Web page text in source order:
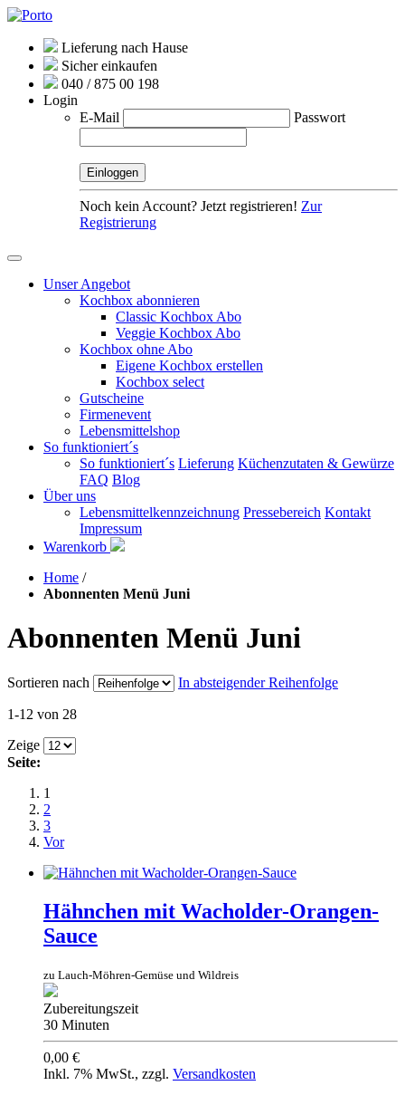
Lieferung nach Hause
Sicher einkaufen
040 / 875 00 198
Login
E-Mail
Passwort
Noch kein Account? Jetzt registrieren! Zur
Registrierung
Unser Angebot
Kochbox abonnieren
Classic Kochbox Abo
Veggie Kochbox Abo
Kochbox ohne Abo
Eigene Kochbox erstellen
Kochbox select
Gutscheine
Firmenevent
Lebensmittelshop
So funktioniert´s
So funktioniert´s Lieferung Küchenzutaten & Gewürze
FAQ Blog
Über uns
Lebensmittelkennzeichnung Pressebereich Kontakt
Impressum
Warenkorb
Home /
Abonnenten Menü Juni
Abonnenten Menü Juni
Sortieren nach In absteigender Reihenfolge
1-12 von 28
Zeige
Seite:
1
2
3
Vor
Hähnchen mit Wacholder-Orangen-
Sauce
zu Lauch-Möhren-Gemüse und Wildreis
Zubereitungszeit
30 Minuten
0,00 €
Inkl. 7% MwSt., zzgl. Versandkosten